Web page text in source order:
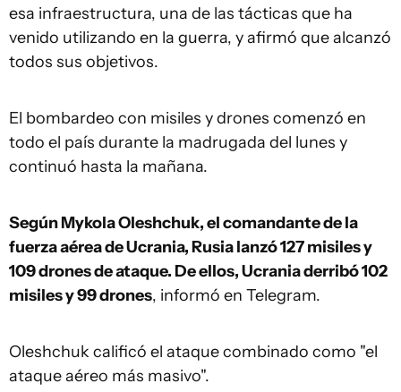
esa infraestructura, una de las tácticas que ha
venido utilizando en la guerra, y afirmó que alcanzó
todos sus objetivos.
El bombardeo con misiles y drones comenzó en
todo el país durante la madrugada del lunes y
continuó hasta la mañana.
Según Mykola Oleshchuk, el comandante de la
fuerza aérea de Ucrania, Rusia lanzó 127 misiles y
109 drones de ataque. De ellos, Ucrania derribó 102
misiles y 99 drones, informó en Telegram.
Oleshchuk calificó el ataque combinado como "el
ataque aéreo más masivo".